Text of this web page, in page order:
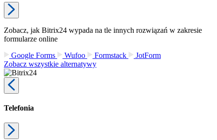
Zobacz, jak Bitrix24 wypada na tle innych rozwiązań w zakresie
formularze online
Google Forms
Wufoo Formstack
JotForm
Zobacz wszystkie alternatywy
Telefonia